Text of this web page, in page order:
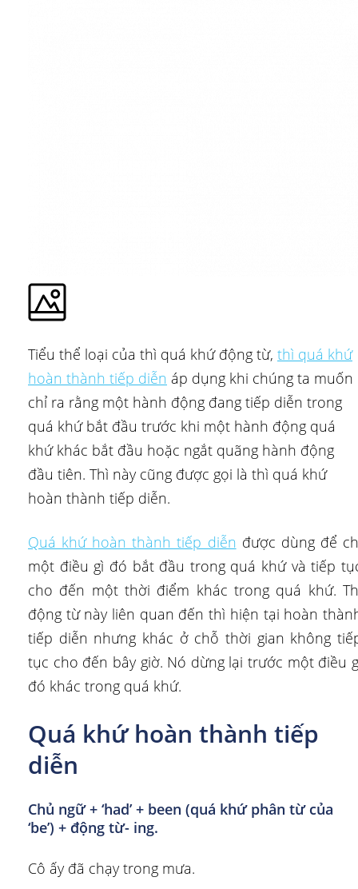
Tiểu thể loại của thì quá khứ động từ, thì quá khứ
hoàn thành tiếp diễn áp dụng khi chúng ta muốn
chỉ ra rằng một hành động đang tiếp diễn trong
quá khứ bắt đầu trước khi một hành động quá
khứ khác bắt đầu hoặc ngắt quãng hành động
đầu tiên. Thì này cũng được gọi là thì quá khứ
hoàn thành tiếp diễn.
Quá khứ hoàn thành tiếp diễn được dùng để
một điều gì đó bắt đầu trong quá khứ và tiếp
cho đến một thời điểm khác trong quá khứ.
động từ này liên quan đến thì hiện tại hoàn
tiếp diễn nhưng khác ở chỗ thời gian không
tục cho đến bây giờ. Nó dừng lại trước một điều
đó khác trong quá khứ.
Quá khứ hoàn thành tiếp
diễn
Chủ ngữ + ‘had’ + been (quá khứ phân từ của
‘be’) + động từ- ing.
Cô ấy đã chạy trong mưa.